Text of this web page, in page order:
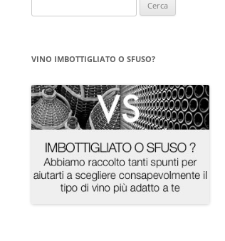
per:
VINO IMBOTTIGLIATO O SFUSO?